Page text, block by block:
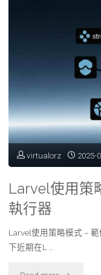
登
入
驗
架
virtualorz 2025-
Larvel使用策
執行器
Larvel使用策略模式 –
下近期在L …